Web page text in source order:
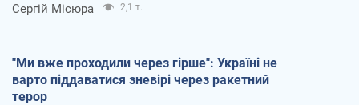
Сергій Місюра 2,1 т.
"Ми вже проходили через гірше": Україні не
варто піддаватися зневірі через ракетний
терор